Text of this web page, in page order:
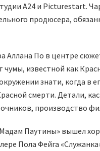
A24 и Picturestart.
продюсера,
Аллана По в центре
чумы, известной как
знати, когда в
смерти. Детали,
производство
Паутины» вышел
Пола Фейга